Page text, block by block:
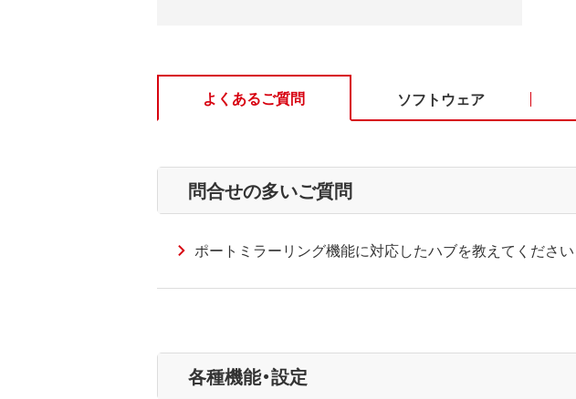
よくあるご質問 ソフトウェア
問合せの多いご質問
ポートミラーリング機能に対応したハブを教えてください
各種機能・設定